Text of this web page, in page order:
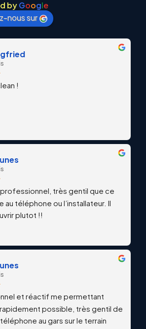
byGoogle
nous sur
!
très gentil que ce
au téléphone ou l’installateur. Il
plutot !!
et réactif me permettant
rapidement possible, très gentil de
au gars sur le terrain